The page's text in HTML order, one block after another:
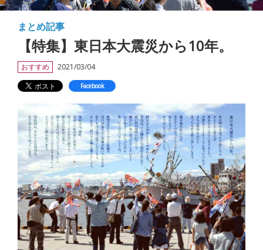
まとめ記事
【特集】東日本大震災から10年。
おすすめ 2021/03/04
Facebook